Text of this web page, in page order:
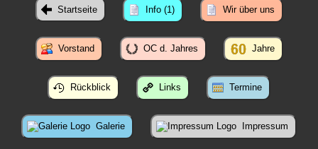
Startseite Info (1) Wir über uns
Vorstand OC d. Jahres Jahre
Rückblick Links Termine
Galerie Impressum